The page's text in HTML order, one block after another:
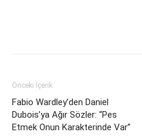
Önceki İçerik
Fabio Wardley’den Daniel
Dubois’ya Ağır Sözler: “Pes
Etmek Onun Karakterinde Var”